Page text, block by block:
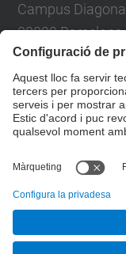
Campus
08028 Barcelona
E-mail :
Formulari de
Junta PAS